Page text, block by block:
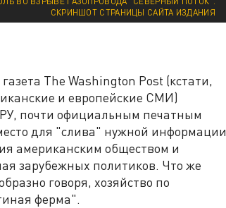
СКРИНШОТ СТРАНИЦЫ САЙТА ИЗДАНИЯ
The Washington Post (кстати,
и европейские СМИ)
почти официальным печатным
для "слива" нужной информации
американским обществом и
зарубежных политиков. Что же
говоря, хозяйство по
ферма".